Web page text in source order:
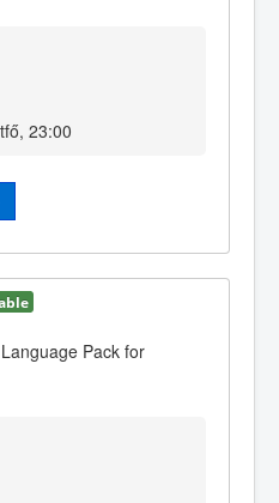
23:00
Pack for